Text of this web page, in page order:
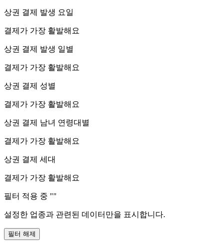
상권 결제 발생 요일
결제가 가장 활발해요
상권 결제 발생 일별
결제가 가장 활발해요
상권 결제 성별
결제가 가장 활발해요
상권 결제 남녀 연령대별
결제가 가장 활발해요
상권 결제 세대
결제가 가장 활발해요
필터 적용 중 ""
설정한 업종과 관련된 데이터만을 표시합니다.
필터 해제